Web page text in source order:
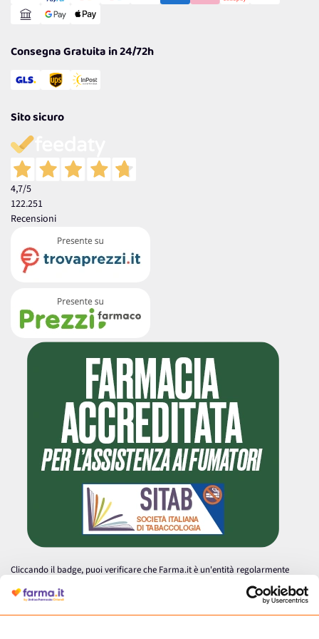
Consegna Gratuita in 24/72h
Sito sicuro
4,7/5
122.251
Recensioni
Cliccando il badge, puoi verificare che Farma.it è un'entità regolarmente
autorizzata dal Ministero della Salute a effettuare la vendita online di
medicinali.